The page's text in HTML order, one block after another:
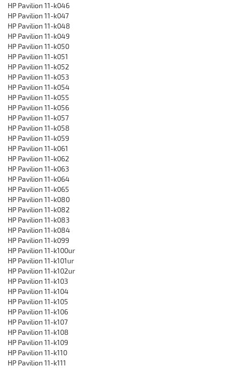
HP Pavilion 11-k046
HP Pavilion 11-k047
HP Pavilion 11-k048
HP Pavilion 11-k049
HP Pavilion 11-k050
HP Pavilion 11-k051
HP Pavilion 11-k052
HP Pavilion 11-k053
HP Pavilion 11-k054
HP Pavilion 11-k055
HP Pavilion 11-k056
HP Pavilion 11-k057
HP Pavilion 11-k058
HP Pavilion 11-k059
HP Pavilion 11-k061
HP Pavilion 11-k062
HP Pavilion 11-k063
HP Pavilion 11-k064
HP Pavilion 11-k065
HP Pavilion 11-k080
HP Pavilion 11-k082
HP Pavilion 11-k083
HP Pavilion 11-k084
HP Pavilion 11-k099
HP Pavilion 11-k100ur
HP Pavilion 11-k101ur
HP Pavilion 11-k102ur
HP Pavilion 11-k103
HP Pavilion 11-k104
HP Pavilion 11-k105
HP Pavilion 11-k106
HP Pavilion 11-k107
HP Pavilion 11-k108
HP Pavilion 11-k109
HP Pavilion 11-k110
HP Pavilion 11-k111